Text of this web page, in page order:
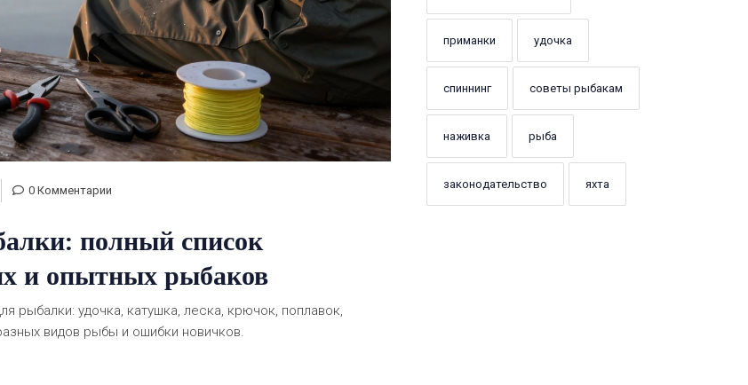
0 Комментарии
полный список
и опытных рыбаков
рыбалки: удочка, катушка, леска, крючок, поплавок,
видов рыбы и ошибки новичков.
приманки удочка
спиннинг советы рыбакам
наживка рыба
законодательство яхта